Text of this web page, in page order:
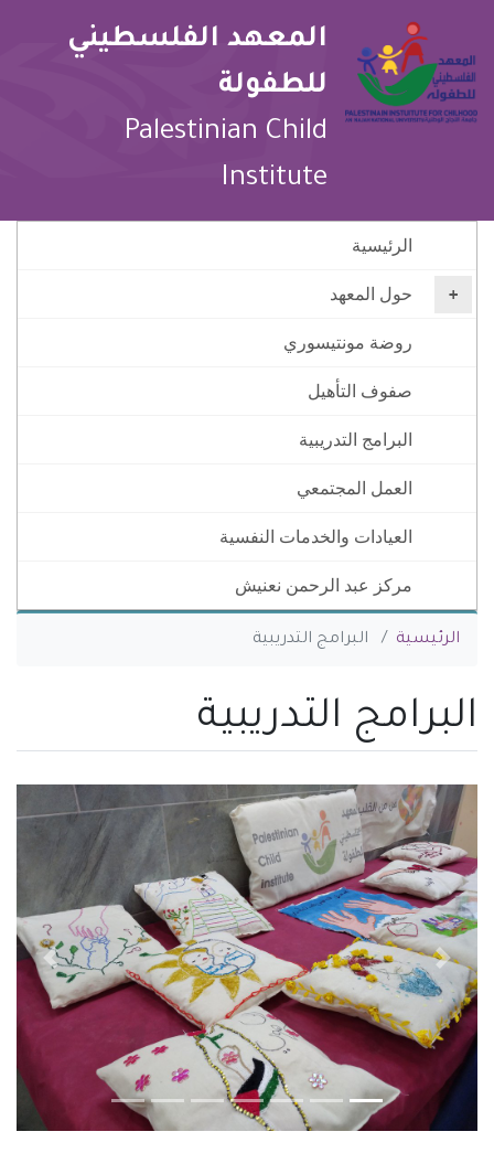
المعهد الفلسطيني
للطفولة
Palestinian Child
Institute
الرئيسية
حول المعهد
روضة مونتيسوري ‏
صفوف التأهيل
البرامج التدريبية
العمل المجتمعي
العيادات والخدمات النفسية
مركز عبد الرحمن نعنيش
You are here
الرئيسية البرامج التدريبية
البرامج التدريبية
السابق التالي